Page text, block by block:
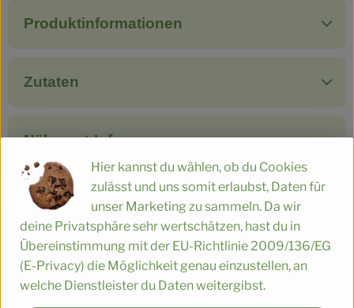
Produktinformationen
Zutaten
Nährwert-Info
Produktdatenblatt
Herkunft
Hier kannst du wählen, ob du Cookies
zulässt und uns somit erlaubst, Daten für
unser Marketing zu sammeln. Da wir
deine Privatsphäre sehr wertschätzen, hast du in
Übereinstimmung mit der EU-Richtlinie 2009/136/EG
(E-Privacy) die Möglichkeit genau einzustellen, an
welche Dienstleister du Daten weitergibst.